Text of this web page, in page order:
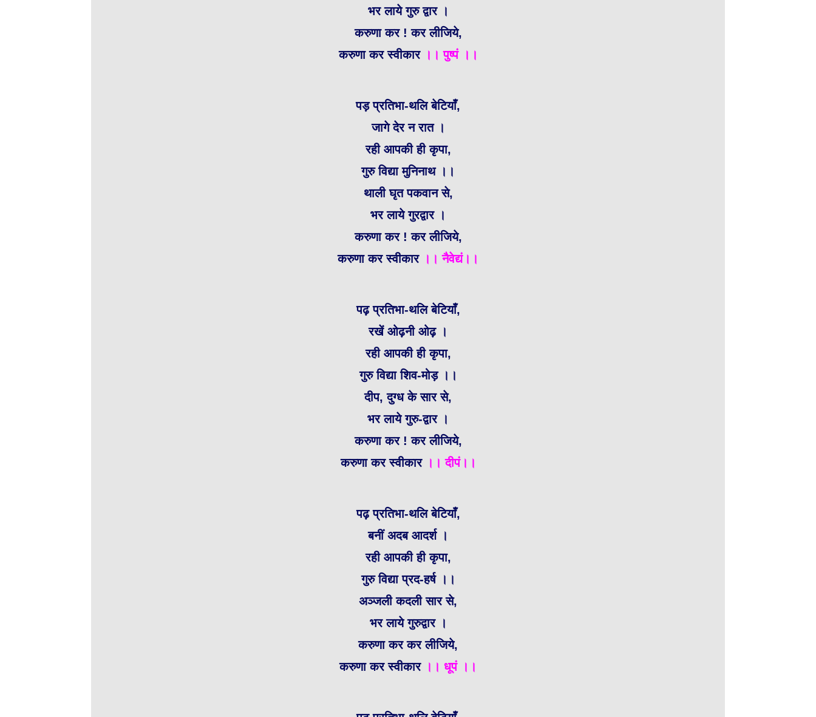
भर लाये गुरु द्वार ।
करुणा कर ! कर लीजिये,
करुणा कर स्वीकार।। पुष्पं ।।
पड़ प्रतिभा-थलि बेटियाँ,
जागे देर न रात ।
रही आपकी ही कृपा,
गुरु विद्या मुनिनाथ ।।
थाली घृत पकवान से,
भर लाये गुरद्वार ।
करुणा कर ! कर लीजिये,
करुणा कर स्वीकार।। नैवेद्यं।।
पढ़ प्रतिभा-थलि बेटियाँ,
रखें ओढ़नी ओढ़ ।
रही आपकी ही कृपा,
गुरु विद्या शिव-मोड़ ।।
दीप, दुग्ध के सार से,
भर लाये गुरु-द्वार ।
करुणा कर ! कर लीजिये,
करुणा कर स्वीकार।। दीपं।।
पढ़ प्रतिभा-थलि बेटियाँ,
बनीं अदब आदर्श ।
रही आपकी ही कृपा,
गुरु विद्या प्रद-हर्ष ।।
अञ्जली कदली सार से,
भर लाये गुरुद्वार ।
करुणा कर कर लीजिये,
करुणा कर स्वीकार।। धूपं ।।